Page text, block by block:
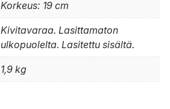
Korkeus: 19 cm
Kivitavaraa. Lasittamaton
ulkopuolelta. Lasitettu sisältä.
1,9 kg